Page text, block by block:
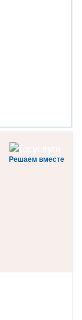
Решаем вместе